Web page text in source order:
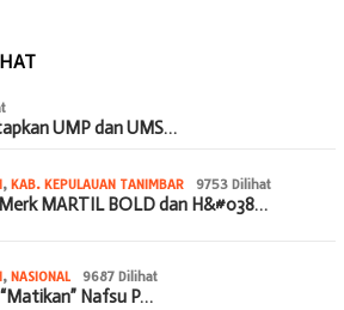
UMP dan UMS…
, KAB. KEPULAUAN TANIMBAR 9753 Dilihat
MARTIL BOLD dan H&#038…
, NASIONAL 9687 Dilihat
Nafsu P…